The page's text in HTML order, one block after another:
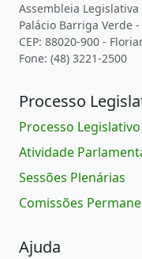
Assembleia
Palácio Barriga Verde
CEP: 88020-900 -
Fone: (48) 3221-2500
Processo
Processo Legislativo
Atividade
Sessões Plenárias
Comissões
Ajuda